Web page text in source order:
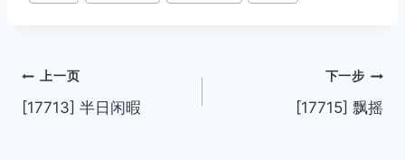
文
章
上一页
[17713] 半日闲暇
下一步
[17715] 飘摇